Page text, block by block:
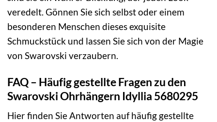
veredelt. Gönnen Sie sich selbst oder einem
besonderen Menschen dieses exquisite
Schmuckstück und lassen Sie sich von der Magie
von Swarovski verzaubern.
FAQ – Häufig gestellte Fragen zu den
Swarovski Ohrhängern Idyllia 5680295
Hier finden Sie Antworten auf häufig gestellte